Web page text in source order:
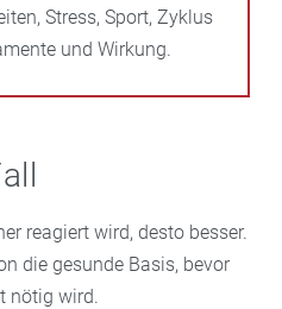
Stress, Sport, Zyklus
und Wirkung.
reagiert wird, desto besser.
die gesunde Basis, bevor
nötig wird.